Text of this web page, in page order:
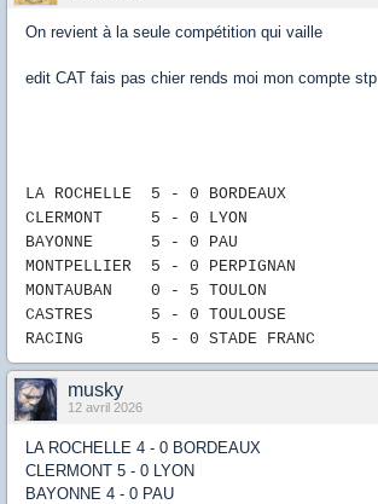
On revient à la seule compétition qui vaille
edit CAT fais pas chier rends moi mon compte stp
LA ROCHELLE 5 - 0 BORDEAUX
CLERMONT 5 -
0 LYON
BAYONNE 5
- 0 PAU
MONTPELLIER 5
- 0 PERPIGNAN
MONTAUBAN 0
- 5 TOULON
CASTRES 5
- 0 TOULOUSE
RACING 5
- 0 STADE FRANC
musky
12 avril 2026
LA ROCHELLE 4 - 0 BORDEAUX
CLERMONT 5 - 0 LYON
BAYONNE 4 - 0 PAU